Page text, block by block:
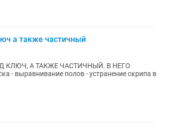
а также частичный
А ТАКЖЕ ЧАСТИЧНЫЙ. В НЕГО